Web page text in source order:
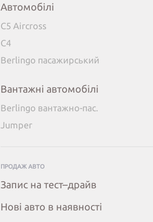
Автомобілі
C5 Aircross
C4
Berlingo пасажирський
Вантажні автомобілі
Berlingo вантажно-пас.
Jumper
ПРОДАЖ АВТО
Запис на тест–драйв
Нові авто в наявності